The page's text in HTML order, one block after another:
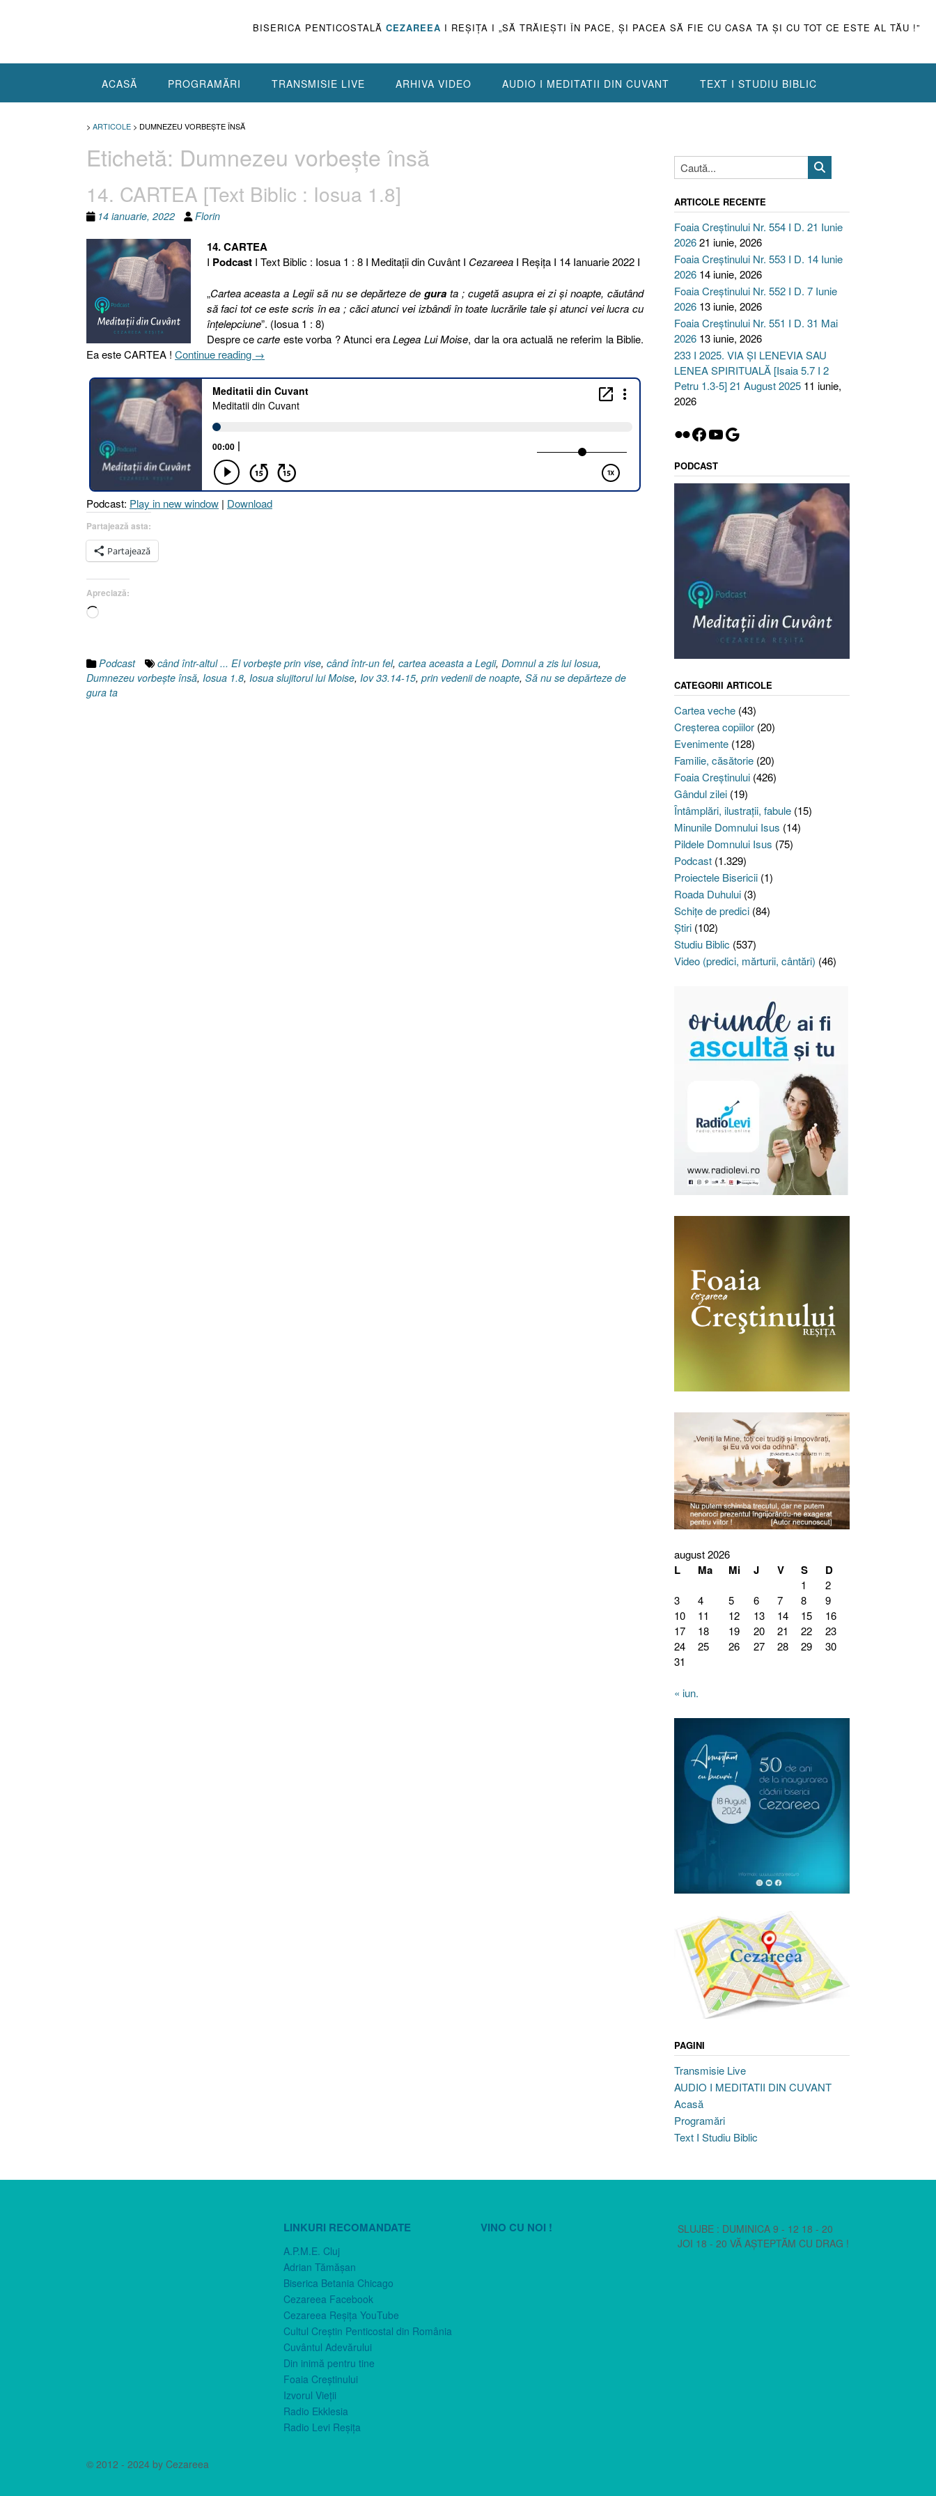
BISERICA PENTICOSTALĂ CEZAREEA I REŞIŢA I „SĂ TRĂIEŞTI ÎN PACE, ŞI PACEA SĂ FIE CU CASA TA ŞI CU TOT CE ESTE AL TĂU !”
ACASĂ PROGRAMĂRI TRANSMISIE LIVE ARHIVA VIDEO AUDIO I MEDITATII DIN CUVANT TEXT I STUDIU BIBLIC
> ARTICOLE > DUMNEZEU VORBEŞTE ÎNSĂ
Etichetă: Dumnezeu vorbeşte însă
14. CARTEA [Text Biblic : Iosua 1.8]
14 ianuarie, 2022 Florin
14. CARTEA
I PodcastI Text Biblic : Iosua 1 : 8 I Meditaţii din Cuvânt I CezareeaI Reşiţa I 14 Ianuarie 2022 I
„Cartea aceasta a Legii să nu se depărteze degura ta ; cugetă asupra ei zi şi noapte, căutând
să faci tot ce este scris în ea ; căci atunci vei izbândi în toate lucrările tale şi atunci vei lucra cu
înţelepciune”. (Iosua 1 : 8)
Despre cecarte este vorba ? Atunci eraLegea Lui Moise, dar la ora actuală ne referim la Biblie.
Ea este CARTEA ! Continue reading „14.
[Text
Biblic
:
→
Podcast: Play in new window | Download
Partajează asta:
Partajează
Apreciază:
Încarc...
Podcast când într-altul ... El vorbeşte prin vise, când într-un fel, cartea aceasta a Legii, Domnul a zis lui Iosua,
Dumnezeu vorbeşte însă, Iosua 1.8, Iosua slujitorul lui Moise, Iov 33.14-15, prin vedenii de noapte, Să nu se depărteze de
gura ta
ARTICOLE RECENTE
Foaia Creștinului Nr. 554 I D. 21 Iunie
202621 iunie, 2026
Foaia Creștinului Nr. 553 I D. 14 Iunie
2026 14 iunie, 2026
Foaia Creștinului Nr. 552 I D. 7 Iunie
2026 13 iunie, 2026
Foaia Creștinului Nr. 551 I D. 31 Mai
2026 13 iunie, 2026
233 I 2025. VIA ȘI LENEVIA SAU
LENEA SPIRITUALĂ [Isaia 5.7 I 2
Petru 1.3-5] 21 August 2025 11 iunie,
2026
Flickr
Facebook
YouTube
Google
PODCAST
CATEGORII ARTICOLE
Cartea veche(43)
Creşterea copiilor(20)
Evenimente(128)
Familie, căsătorie(20)
Foaia Creştinului(426)
Gândul zilei(19)
Întâmplări, ilustraţii, fabule(15)
Minunile Domnului Isus (14)
Pildele Domnului Isus (75)
Podcast(1.329)
Proiectele Bisericii(1)
Roada Duhului(3)
Schiţe de predici(84)
Ştiri(102)
Studiu Biblic (537)
Video (predici, mărturii, cântări) (46)
august 2026
L Ma Mi J V S D
1
2
3
4 5 6 7 8
9
10
11 12 13 14 15
16
17
18 19 20 21 22
23
24
25 26 27 28 29
30
31
« iun.
PAGINI
Transmisie Live
AUDIO I MEDITATII DIN CUVANT
Acasă
Programări
Text I Studiu Biblic
LINKURI RECOMANDATE
A.P.M.E. Cluj
Adrian Tămăşan
Biserica Betania Chicago
Cezareea Facebook
Cezareea Reşiţa YouTube
Cultul Creştin Penticostal din România
Cuvântul Adevărului
Din inimă pentru tine
Foaia Creştinului
Izvorul Vieţii
Radio Ekklesia
Radio Levi Reşiţa
VINO CU NOI !
SLUJBE : DUMINICA 9 - 12 18 - 20
JOI 18 - 20 VĂ AȘTEPTĂM CU DRAG !
© 2012 - 2024 by Cezareea